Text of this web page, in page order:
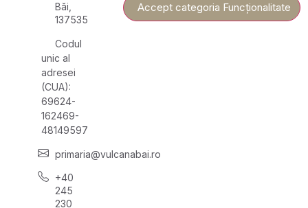
Băi,
137535
Codul
unic al
adresei
(CUA):
69624-
162469-
48149597
primaria@vulcanabai.ro
+40
245
230
Accept categoria Funcționalitate